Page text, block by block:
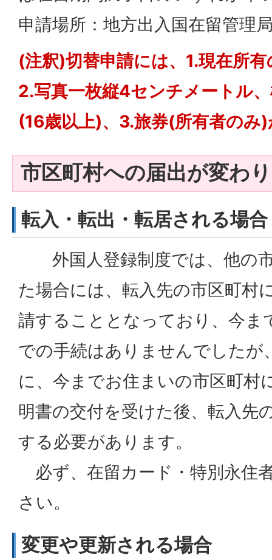
申請場所：地方出入国在留管理
(注釈)切替申請には、1.現在所
2.写真一枚縦4センチメートル
(16歳以上)、3.旅券(所有者のみ
市区町村への届出が変わ
転入・転出・転居される場合
外国人登録制度では、他の
た場合には、転入先の市区町村
請することとなっており、今ま
での手続はありませんでしたが
に、今までお住まいの市区町村
明書の交付を受けた後、転入先
する必要があります。
必ず、在留カード・特別永住
さい。
変更や更新される場合